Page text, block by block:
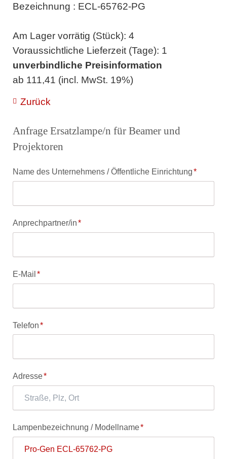
Bezeichnung : ECL-65762-PG
Am Lager vorrätig (Stück): 4
Voraussichtliche Lieferzeit (Tage): 1
unverbindliche Preisinformation
ab 111,41 (incl. MwSt. 19%)
Zurück
Anfrage Ersatzlampe/n für Beamer und
Projektoren
Pflichtfeld
Name des Unternehmens / Öffentliche Einrichtung*
Pflichtfeld
Anprechpartner/in*
Pflichtfeld
E-Mail*
Pflichtfeld
Telefon*
Pflichtfeld
Adresse*
Pflichtfeld
Lampenbezeichnung / Modellname*